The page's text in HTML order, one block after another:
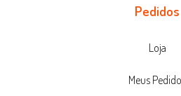
Pedidos
Loja
Meus